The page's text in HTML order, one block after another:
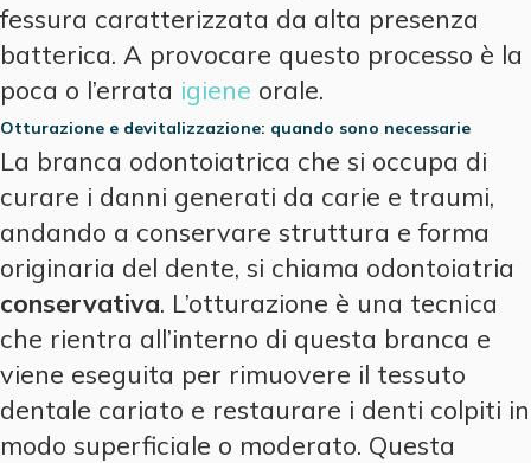
fessura caratterizzata da alta presenza
batterica. A provocare questo processo è la
poca o l’errata igiene orale.
Otturazione e devitalizzazione: quando sono necessarie
La branca odontoiatrica che si occupa di
curare i danni generati da carie e traumi,
andando a conservare struttura e forma
originaria del dente, si chiama odontoiatria
conservativa. L’otturazione è una tecnica
che rientra all’interno di questa branca e
viene eseguita per rimuovere il tessuto
dentale cariato e restaurare i denti colpiti in
modo superficiale o moderato. Questa